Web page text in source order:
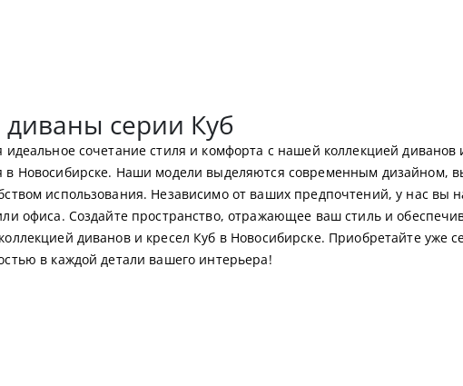
серии Куб
идеальное сочетание стиля и комфорта с нашей коллекцией диванов
в Новосибирске. Наши модели выделяются современным дизайном,
использования. Независимо от ваших предпочтений, у нас вы
офиса. Создайте пространство, отражающее ваш стиль и
диванов и кресел Куб в Новосибирске. Приобретайте уже
в каждой детали вашего интерьера!